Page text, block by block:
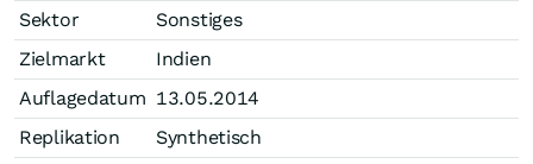
Sektor
Sonstiges
Zielmarkt
Indien
Auflagedatum 13.05.2014
Replikation
Synthetisch